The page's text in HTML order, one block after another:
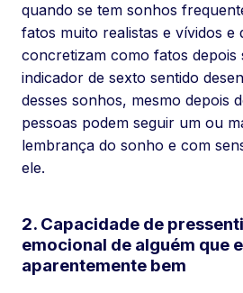
quando se tem sonhos
fatos muito realistas e vívidos e
concretizam como fatos depois
indicador de sexto sentido
desses sonhos, mesmo depois
pessoas podem seguir um ou
lembrança do sonho e com
ele.
2. Capacidade de
emocional de alguém que
aparentemente bem